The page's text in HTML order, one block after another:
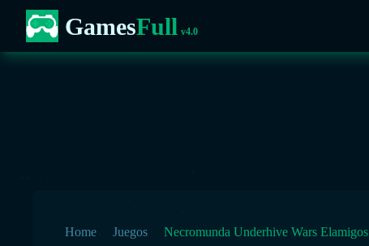
GamesFull v4.0
Home Juegos Necromunda Underhive Wars Elamigos